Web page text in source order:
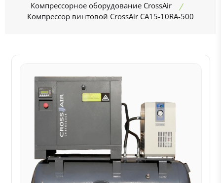
Компрессорное оборудование CrossAir
Компрессор винтовой CrossAir CA15-10RA-500